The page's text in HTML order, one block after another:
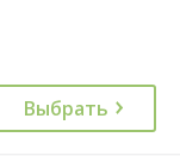
Выбрать